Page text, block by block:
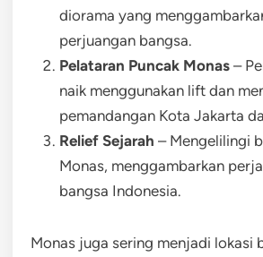
diorama yang
perjuangan bangsa.
Pelataran Puncak Monas –
naik menggunakan lift dan
pemandangan Kota Jakarta
Relief Sejarah – Mengelilingi
Monas, menggambarkan
bangsa Indonesia.
Monas juga sering menjadi lokasi